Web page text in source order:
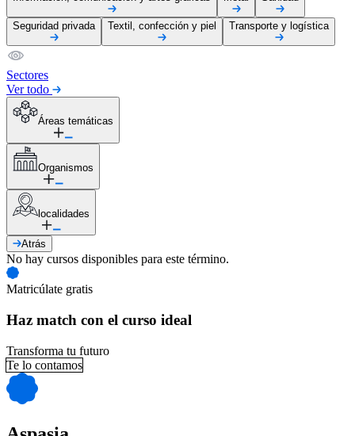
Seguridad privada Textil, confección y piel Transporte y logística
Sectores
Ver todo
Áreas temáticas
Organismos
localidades
Atrás
No hay cursos disponibles para este término.
Matricúlate gratis
Haz match con el curso ideal
Transforma tu futuro
Te lo contamos